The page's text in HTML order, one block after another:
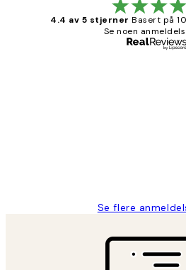
4.4 av 5 stjerner Basert på
Se noen
Se flere